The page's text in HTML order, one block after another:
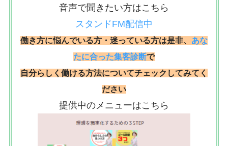
音声で聞きたい方はこちら
スタンドFM配信中
働き方に悩んでいる方・迷っている方は是非、 あな
たに合った集客診断で
自分らしく働ける方法についてチェックしてみてく
ださい
提供中のメニューはこちら